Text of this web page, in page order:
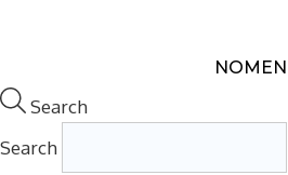
NOMEN
Search
Search